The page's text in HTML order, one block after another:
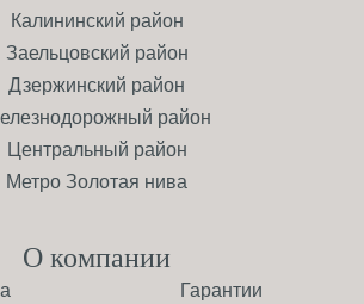
Калининский район
Заельцовский район
Дзержинский район
район
Центральный район
Метро Золотая нива
О компании
Гарантии